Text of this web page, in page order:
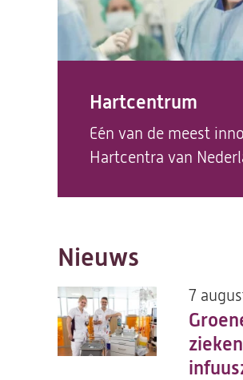
Hartcentrum
Eén van de meest
Hartcentra van
Nieuws
7